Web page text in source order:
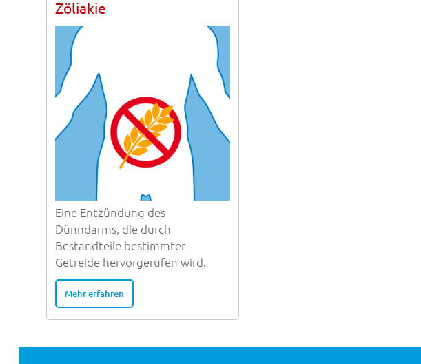
Zöliakie
Eine Entzündung des
Dünndarms, die durch
Bestandteile bestimmter
Getreide hervorgerufen wird.
Mehr erfahren